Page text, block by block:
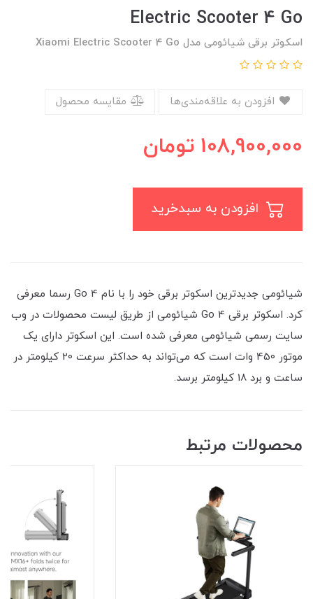
Electric Scooter 4 Go
اسکوتر برقی شیائومی مدل Xiaomi Electric Scooter 4 Go
مقایسه محصول
108,900,000 تومان
شیائومی جدیدترین اسکوتر برقی خود را با نام 4 Go رسما معرفی
کرد. اسکوتر برقی 4 Go شیائومی از طریق لیست محصولات در وب
سایت رسمی شیائومی معرفی شده است. این اسکوتر دارای یک
موتور 450 وات است که می‌تواند به حداکثر سرعت 20 کیلومتر در
ساعت و برد 18 کیلومتر برسد.
محصولات مرتبط